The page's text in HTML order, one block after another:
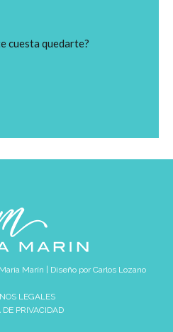
cuesta quedarte?
Marín | Diseño porCarlos Lozano
LEGALES
DE PRIVACIDAD